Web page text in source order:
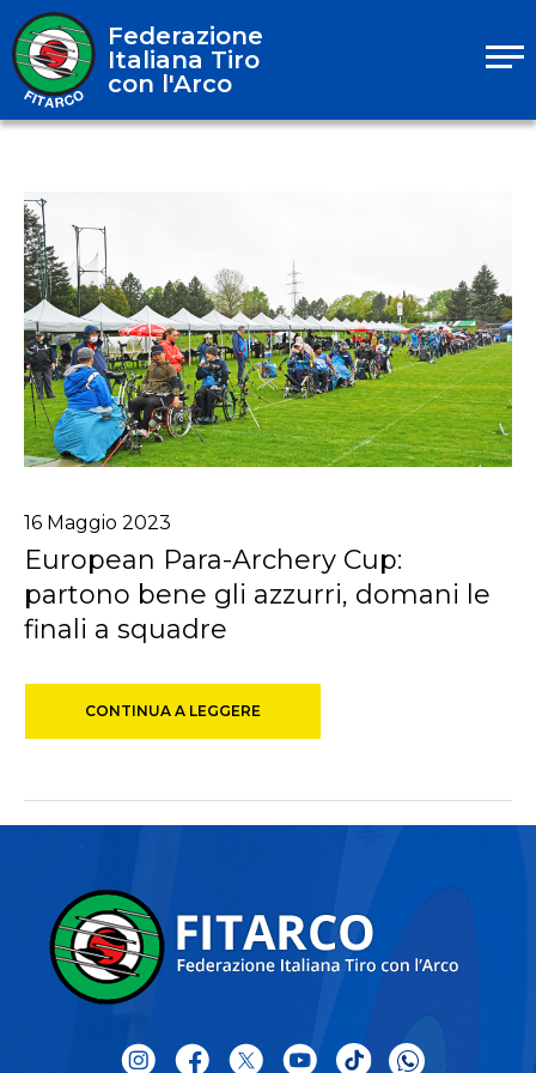
Federazione
Italiana Tiro
con l'Arco
16 Maggio 2023
European Para-Archery Cup:
partono bene gli azzurri, domani le
finali a squadre
CONTINUA A LEGGERE